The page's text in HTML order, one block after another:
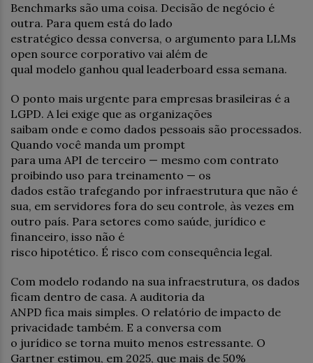
Benchmarks são uma coisa. Decisão de negócio é
outra. Para quem está do lado
estratégico dessa conversa, o argumento para LLMs
open source corporativo vai além de
qual modelo ganhou qual leaderboard essa semana.
O ponto mais urgente para empresas brasileiras é a
LGPD. A lei exige que as organizações
saibam onde e como dados pessoais são processados.
Quando você manda um prompt
para uma API de terceiro — mesmo com contrato
proibindo uso para treinamento — os
dados estão trafegando por infraestrutura que não é
sua, em servidores fora do seu controle, às vezes em
outro país. Para setores como saúde, jurídico e
financeiro, isso não é
risco hipotético. É risco com consequência legal.
Com modelo rodando na sua infraestrutura, os dados
ficam dentro de casa. A auditoria da
ANPD fica mais simples. O relatório de impacto de
privacidade também. E a conversa com
o jurídico se torna muito menos estressante. O
Gartner estimou, em 2025, que mais de 50%